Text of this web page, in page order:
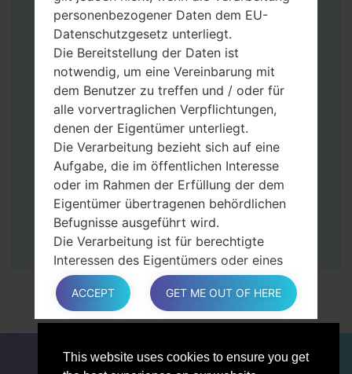
This website uses cookies to ensure you get
halten Sie die Leiser- und Bixbi-Tasten
gedrückt.
Halten Sie die Power- und Lauter-
Tasten gedrückt.
Dann schließen Sie das Telefon an den PC
an, das Programm Odin erkennt Ihr Gerät
und „COM port number“ wird auf dem
Bildschirm angezeigt.
Geben Sie nur die „F. Reset”-Zeit und
„Auto-Rebot“ an.
Zum Schluss klicken Sie „Start“-Taste auf.
Ihr Gerät wird neu gestartet und von PC
getrennt.
personenbezogener Daten dem EU-
Datenschutzgesetz unterliegt.
Die Bereitstellung der Daten ist
notwendig, um eine Vereinbarung mit
dem Benutzer zu treffen und / oder für
alle vorvertraglichen Verpflichtungen,
denen der Eigentümer unterliegt.
Die Verarbeitung bezieht sich auf eine
Aufgabe, die im öffentlichen Interesse
oder im Rahmen der Erfüllung der dem
Eigentümer übertragenen behördlichen
Befugnisse ausgeführt wird.
Die Verarbeitung ist für berechtigte
Interessen des Eigentümers oder eines
Dritten erforderlich.
In jedem Fall hilft der Eigentümer gerne
bei der Erläuterung des für die
Rahmens und insbesondere, ob die
ACCEPT GET ME OUT OF HERE